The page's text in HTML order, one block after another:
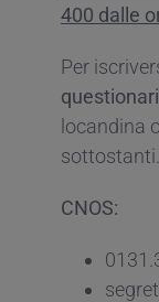
400 dalle
Per
locandina
sottostanti.
CNOS: